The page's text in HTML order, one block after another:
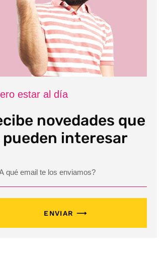
estar al día
novedades que
interesar
ENVIAR ⟶